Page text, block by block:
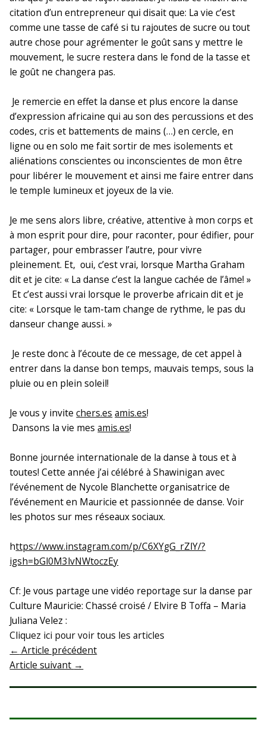
citation d’un entrepreneur qui disait que: La vie c’est
comme une tasse de café si tu rajoutes de sucre ou tout
autre chose pour agrémenter le goût sans y mettre le
mouvement, le sucre restera dans le fond de la tasse et
le goût ne changera pas.
Je remercie en effet la danse et plus encore la danse
d’expression africaine qui au son des percussions et des
codes, cris et battements de mains (…) en cercle, en
ligne ou en solo me fait sortir de mes isolements et
aliénations conscientes ou inconscientes de mon être
pour libérer le mouvement et ainsi me faire entrer dans
le temple lumineux et joyeux de la vie.
Je me sens alors libre, créative, attentive à mon corps et
à mon esprit pour dire, pour raconter, pour édifier, pour
partager, pour embrasser l’autre, pour vivre
pleinement. Et, oui, c’est vrai, lorsque Martha Graham
dit et je cite: « La danse c’est la langue cachée de l’âme! »
Et c’est aussi vrai lorsque le proverbe africain dit et je
cite: « Lorsque le tam-tam change de rythme, le pas du
danseur change aussi. »
Je reste donc à l’écoute de ce message, de cet appel à
entrer dans la danse bon temps, mauvais temps, sous la
pluie ou en plein soleil!
Je vous y invitechers.es amis.es!
Dansons la vie mesamis.es!
Bonne journée internationale de la danse à tous et à
toutes! Cette année j’ai célébré à Shawinigan avec
l’événement de Nycole Blanchette organisatrice de
l’événement en Mauricie et passionnée de danse. Voir
les photos sur mes réseaux sociaux.
https://www.instagram.com/p/C6XYgG_rZlY/?
igsh=bGl0M3lvNWtoczEy
Cf: Je vous partage une vidéo reportage sur la danse par
Culture Mauricie: Chassé croisé / Elvire B Toffa – Maria
Juliana Velez :
Cliquez ici pour voir tous les articles
← Article précédent
Article suivant →